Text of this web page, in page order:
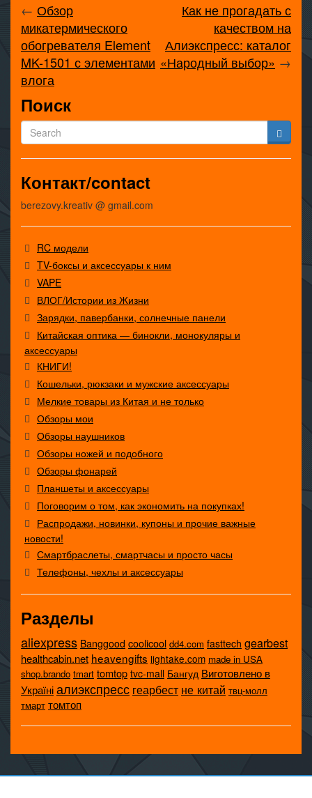
← Обзор
микатермического
обогревателя Element
MK-1501 с элементами
влога
Как не прогадать с
качеством на
Алиэкспресс: каталог
«Народный выбор» →
Поиск
Контакт/contact
berezovy.kreativ @ gmail.com
RC модели
TV-боксы и аксессуары к ним
VAPE
ВЛОГ/Истории из Жизни
Зарядки, павербанки, солнечные панели
Китайская оптика — бинокли, монокуляры и
аксессуары
КНИГИ!
Кошельки, рюкзаки и мужские аксессуары
Мелкие товары из Китая и не только
Обзоры мои
Обзоры наушников
Обзоры ножей и подобного
Обзоры фонарей
Планшеты и аксессуары
Поговорим о том, как экономить на покупках!
Распродажи, новинки, купоны и прочие важные
новости!
Смартбраслеты, смартчасы и просто часы
Телефоны, чехлы и аксессуары
Разделы
aliexpress Banggood coolicool dd4.com fasttech gearbest
healthcabin.net heavengifts lightake.com made in USA
shop.brando tmart tomtop tvc-mall Бангуд Виготовлено в
Україніалиэкспресс геарбест не китай твц-молл
тмарт томтоп